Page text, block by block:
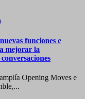
funciones e
mejorar la
Opening Moves e